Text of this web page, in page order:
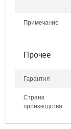
Примечание
Прочее
Гарантия
Страна
производства